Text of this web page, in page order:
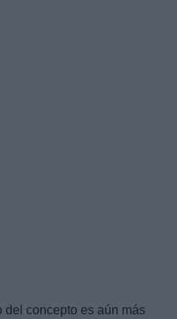
del concepto es aún más